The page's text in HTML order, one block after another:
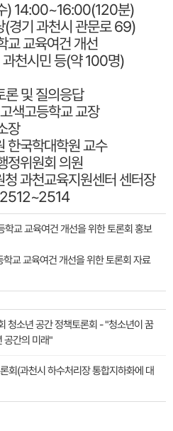
) 14:00~16:00(120분)
경기 과천시 관문로 69)
교 교육여건 개선
천시민 등(약 100명)
및 질의응답
색고등학교 교장
장
한국학대학원 교수
정위원회 의원
과천교육지원센터 센터장
학교 교육여건 개선을 위한 토론회 홍보
학교 교육여건 개선을 위한 토론회 자료
청소년 공간 정책토론회 - "청소년이 꿈
공간의 미래"
회(과천시 하수처리장 통합지하화에 대